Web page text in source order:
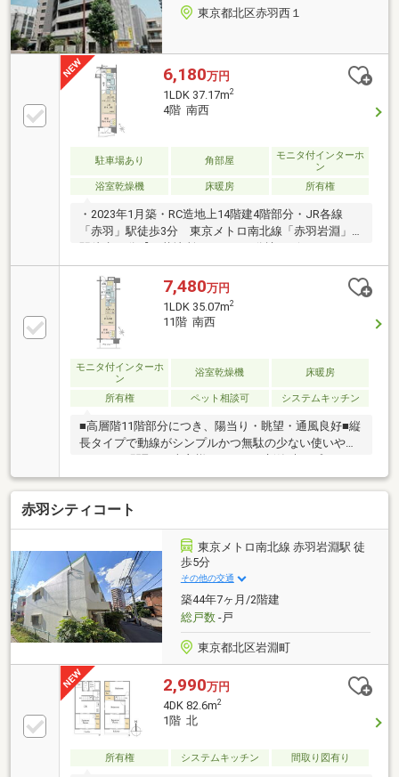
東京都北区赤羽西１
6,180万円
1LDK 37.17m2
4階 南西
駐車場あり 角部屋
モニタ付インターホ
ン
浴室乾燥機
床暖房 所有権
・2023年1月築・RC造地上14階建4階部分・JR各線
「赤羽」駅徒歩3分 東京メトロ南北線「赤羽岩淵」
駅徒歩11分【三菱地所レジデンス分譲 ザ・パークハ
ウスシリーズ】・南西向き角部屋・ガス温水式床暖房
（リビングダイニング部分）・ミストサウナ機能付き
浴室暖房乾燥機・約0.5帖のSIC・鍵を取り出さずにオ
ートロック・玄関扉の解錠が可能なMIWAラクセスキ
ー・IoT対応でエアコン・床暖房・給湯機能をスマホ
で操作可能・不在時に便利な宅配ボックス・24時間
365日ゴミ出し可能・軽作業や読書などに便利なラウ
ンジ（コンセント有）・ペット飼育可能（細則有）、
ペット足洗い場
7,480万円
1LDK 35.07m2
11階 南西
モニタ付インターホ
ン
浴室乾燥機 床暖房
所有権 ペット相談可 システムキッチン
■高層階11階部分につき、陽当り・眺望・通風良好■縦
長タイプで動線がシンプルかつ無駄の少ない使いやす
い1LDKの間取り■売主様こだわりの新築時オプション
多数有 ・エコカラット新設：リビングダイニング
（ベージュ）、洋室（グレー） ・ピクチャーレール
新設：リビングダイニング、洋室 ・ダウンライト増
設：キッチンカウンター前、洋室 ・アクセントタイ
ル新設：洗面台ミラー下（ブラック） ・手すり新
設：浴室■収納豊富な間取り ・約0.6帖のシューズイ
ンクローゼット ・洋室部分大型クローゼット ・キ
ッチン、洗濯機上、トイレ部分吊戸棚 ・リネン庫
等■室内大変綺麗にお使いです
赤羽シティコート
東京メトロ南北線 赤羽岩淵駅 徒
歩5分
その他の交通
築44年7ヶ月/2階建
総戸数-戸
東京都北区岩淵町
2,990万円
4DK 82.6m2
1階 北
所有権 システムキッチン 間取り図有り